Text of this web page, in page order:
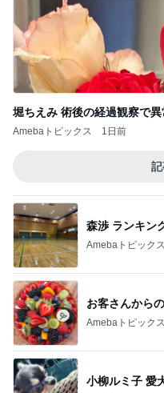
堀ちえみ 術後の経過観察で異
Amebaトピックス 1日前
森渉 ランキン
Amebaトピックス
お客さんから
Amebaトピックス
小柳ルミ子 愛